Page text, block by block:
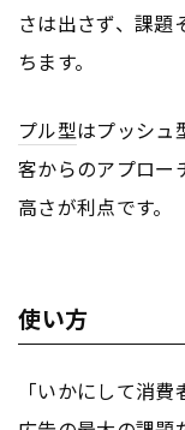
さは出さず、課題
ちます。
プル型はプッシュ
客からのアプロー
高さが利点です。
使い方
「いかにして消